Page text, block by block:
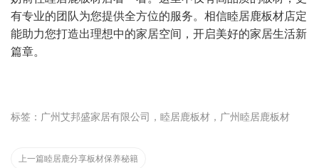
有专业的团队为您提供全方位的服务。相信睦居鹿板材店定
能助力您打造出理想中的家居空间，开启美好的家居生活新
篇章。
标签：广州艾邦盛家居有限公司，睦居鹿板材，广州睦居鹿板材
上一篇睦居鹿分享板材保养秘籍